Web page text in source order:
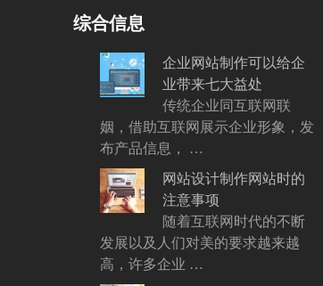
篇综合信息
企业网站制作可以给企
业带来七大益处
传统企业同互联网联
姻，借助互联网展示企业形象，发
布产品信息， …
网站设计制作网站时的
注意事项
随着互联网时代的不断
发展以及人们对美的要求越来越
高，许多企业 …